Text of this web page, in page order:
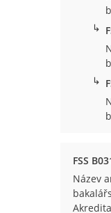
↳
↳
FSS
Název